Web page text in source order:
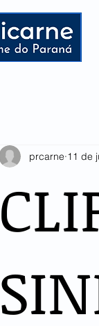
prcarne 11 de